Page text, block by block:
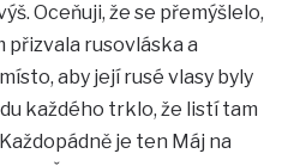
Oceňuji, že se přemýšlelo,
přizvala rusovláska a
aby její rusé vlasy byly
každého trklo, že listí tam
je ten Máj na